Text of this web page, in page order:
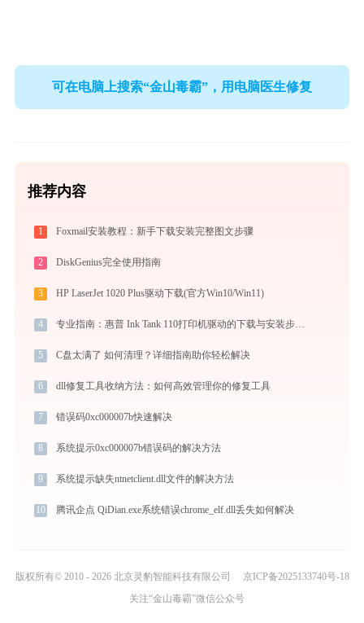
可在电脑上搜索“金山毒霸”，用电脑医生修复
推荐内容
1 Foxmail安装教程：新手下载安装完整图文步骤
2 DiskGenius完全使用指南
3 HP LaserJet 1020 Plus驱动下载(官方Win10/Win11)
4 专业指南：惠普 Ink Tank 110打印机驱动的下载与安装步骤详解
5 C盘太满了 如何清理？详细指南助你轻松解决
6 dll修复工具收纳方法：如何高效管理你的修复工具
7 错误码0xc000007b快速解决
8 系统提示0xc000007b错误码的解决方法
9 系统提示缺失ntnetclient.dll文件的解决方法
10 腾讯企点 QiDian.exe系统错误chrome_elf.dll丢失如何解决
版权所有© 2010 - 2026 北京灵豹智能科技有限公司
京ICP备2025133740号-18
关注“金山毒霸”微信公众号